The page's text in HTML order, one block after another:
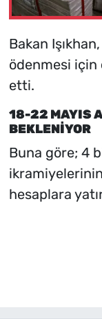
Bakan
ödenmesi için
etti.
18-22 MAYIS
BEKLENİYOR
Buna göre; 4
hesaplara